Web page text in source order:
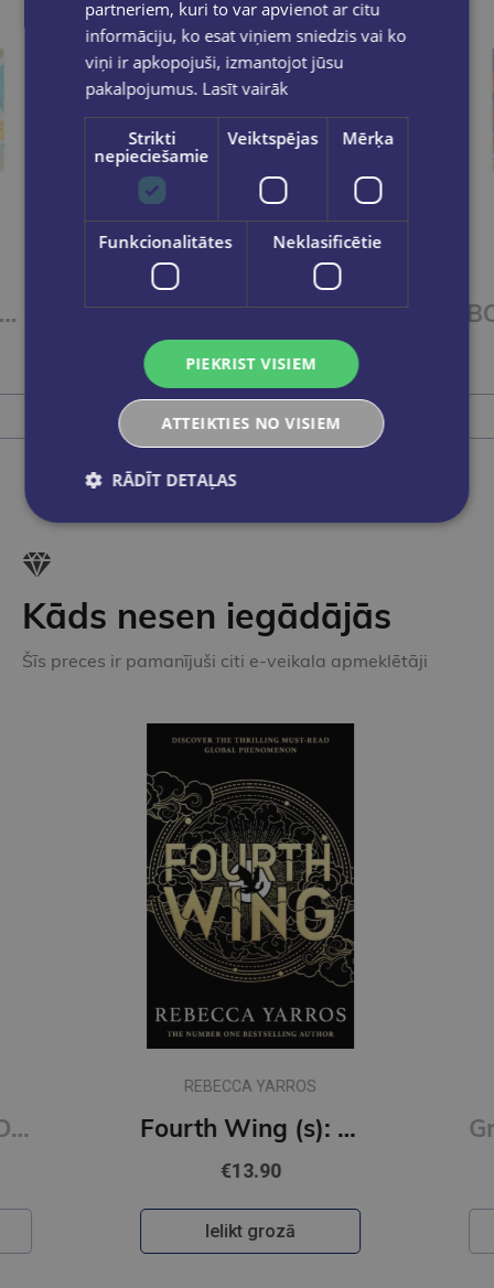
Ends With Us + It Starts with Us
Izdevīgi
BOOK SET OF 2 Titles: Alchemy of Secrets + Wild Reverence
€37.80
Ielikt grozā
Kāds nesen iegādājās
Šīs preces ir pamanījuši citi e-veikala apmeklētāji
Grāmatzīme GLOBUSS - Citroni
REBECCA YARROS
Fourth Wing (s): DISCOVER THE GLOBAL PHENOMENON THAT EVERYONE CAN'T STOP TALKING ABOUT!
€13.90
Ielikt grozā
partneriem, kuri to var apvienot ar citu
informāciju, ko esat viņiem sniedzis vai ko
viņi ir apkopojuši, izmantojot jūsu
pakalpojumus. Lasīt vairāk
Strikti
nepieciešamie
Veiktspējas Mērķa
Funkcionalitātes Neklasificētie
PIEKRIST VISIEM
ATTEIKTIES NO VISIEM
RĀDĪT DETAĻAS